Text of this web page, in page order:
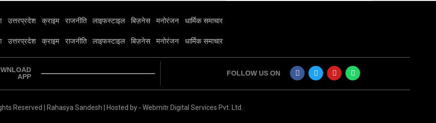
उत्तरप्रदेश क्राइम राजनीति लाइफस्टाइल बिज़नेस मनोरंजन धार्मिक समाचार
उत्तरप्रदेश क्राइम राजनीति लाइफस्टाइल बिज़नेस मनोरंजन धार्मिक समाचार
APP
FOLLOW US ON
Reserved | Rahasya Sandesh | Hosted by - Webmitr Digital Services Pvt. Ltd.